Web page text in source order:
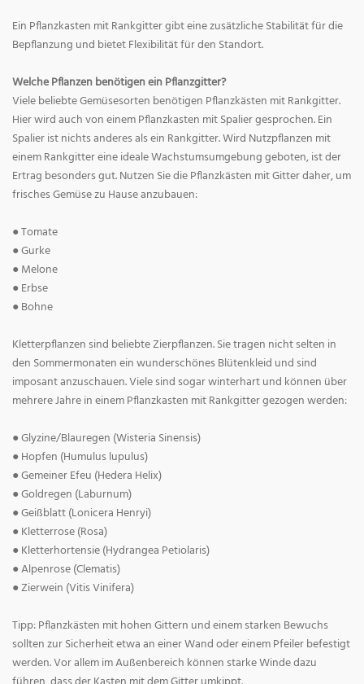
Ein Pflanzkasten mit Rankgitter gibt eine zusätzliche Stabilität für die
Bepflanzung und bietet Flexibilität für den Standort.
Welche Pflanzen benötigen ein Pflanzgitter?
Viele beliebte Gemüsesorten benötigen Pflanzkästen mit Rankgitter.
Hier wird auch von einem Pflanzkasten mit Spalier gesprochen. Ein
Spalier ist nichts anderes als ein Rankgitter. Wird Nutzpflanzen mit
einem Rankgitter eine ideale Wachstumsumgebung geboten, ist der
Ertrag besonders gut. Nutzen Sie die Pflanzkästen mit Gitter daher, um
frisches Gemüse zu Hause anzubauen:
● Tomate
● Gurke
● Melone
● Erbse
● Bohne
Kletterpflanzen sind beliebte Zierpflanzen. Sie tragen nicht selten in
den Sommermonaten ein wunderschönes Blütenkleid und sind
imposant anzuschauen. Viele sind sogar winterhart und können über
mehrere Jahre in einem Pflanzkasten mit Rankgitter gezogen werden:
● Glyzine/Blauregen (Wisteria Sinensis)
● Hopfen (Humulus lupulus)
● Gemeiner Efeu (Hedera Helix)
● Goldregen (Laburnum)
● Geißblatt (Lonicera Henryi)
● Kletterrose (Rosa)
● Kletterhortensie (Hydrangea Petiolaris)
● Alpenrose (Clematis)
● Zierwein (Vitis Vinifera)
Tipp: Pflanzkästen mit hohen Gittern und einem starken Bewuchs
sollten zur Sicherheit etwa an einer Wand oder einem Pfeiler befestigt
werden. Vor allem im Außenbereich können starke Winde dazu